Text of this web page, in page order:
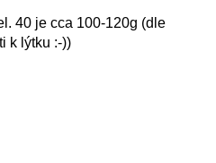
40 je cca 100-120g (dle
k lýtku :-))